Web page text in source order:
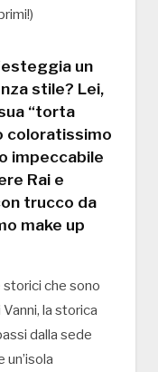
un
stile? Lei,
“torta
coloratissimo
impeccabile
Rai e
trucco da
make up
storici che sono
la storica
dalla sede
un’isola